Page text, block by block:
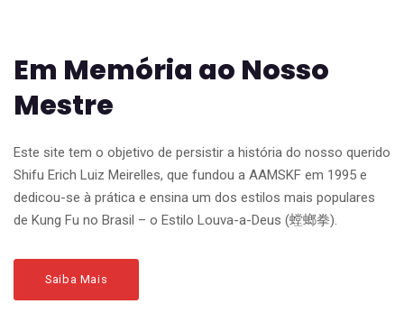
Em Memória ao Nosso
Mestre
Este site tem o objetivo de persistir a história do nosso querido
Shifu Erich Luiz Meirelles, que fundou a AAMSKF em 1995 e
dedicou-se à prática e ensina um dos estilos mais populares
de Kung Fu no Brasil – o Estilo Louva-a-Deus (螳螂拳).
Saiba Mais